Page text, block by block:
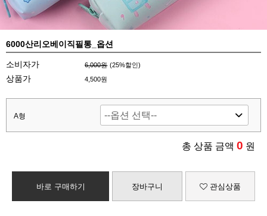
6000산리오베이직필통_옵션
소비자가 6,000원 (25%할인)
상품가 4,500원
A형
총 상품 금액 0 원
바로 구매하기 장바구니 관심상품